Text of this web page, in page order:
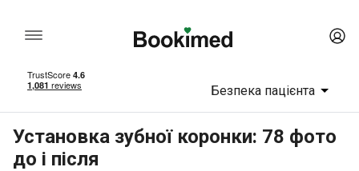
Безпека пацієнта
Установка зубної коронки: 78 фото
до і після